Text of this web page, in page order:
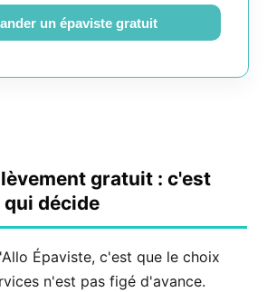
un épaviste gratuit
gratuit : c'est
décide
Épaviste, c'est que le choix
n'est pas figé d'avance.